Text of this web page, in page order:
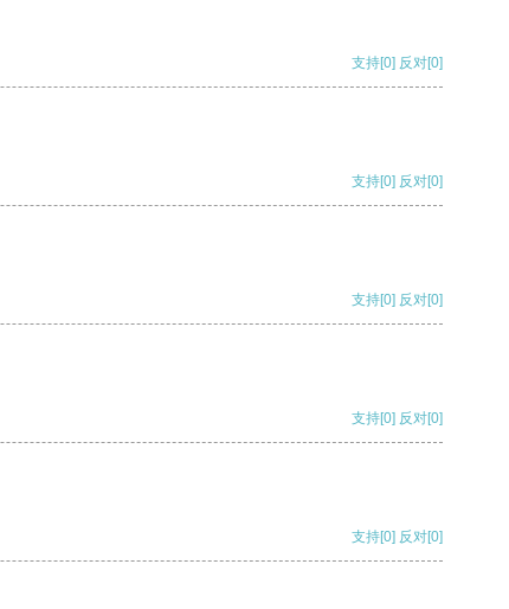
支持[0] 反对[0]
支持[0] 反对[0]
支持[0] 反对[0]
支持[0] 反对[0]
支持[0] 反对[0]